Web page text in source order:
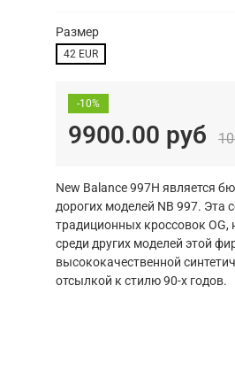
Размер
42 EUR
-10%
9900.00 руб
New Balance 997H является
дорогих моделей NB 997. Эта
традиционных кроссовок OG,
среди других моделей этой
высококачественной
отсылкой к стилю 90-х годов.